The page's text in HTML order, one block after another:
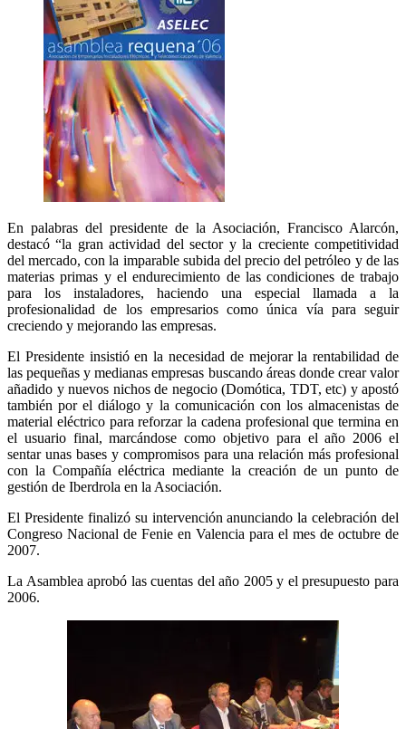
En palabras del presidente de la Asociación, Francisco Alarcón,
destacó “la gran actividad del sector y la creciente competitividad
del mercado, con la imparable subida del precio del petróleo y de las
materias primas y el endurecimiento de las condiciones de trabajo
para los instaladores, haciendo una especial llamada a la
profesionalidad de los empresarios como única vía para seguir
creciendo y mejorando las empresas.
El Presidente insistió en la necesidad de mejorar la rentabilidad de
las pequeñas y medianas empresas buscando áreas donde crear valor
añadido y nuevos nichos de negocio (Domótica, TDT, etc) y apostó
también por el diálogo y la comunicación con los almacenistas de
material eléctrico para reforzar la cadena profesional que termina en
el usuario final, marcándose como objetivo para el año 2006 el
sentar unas bases y compromisos para una relación más profesional
con la Compañía eléctrica mediante la creación de un punto de
gestión de Iberdrola en la Asociación.
El Presidente finalizó su intervención anunciando la celebración del
Congreso Nacional de Fenie en Valencia para el mes de octubre de
2007.
La Asamblea aprobó las cuentas del año 2005 y el presupuesto para
2006.